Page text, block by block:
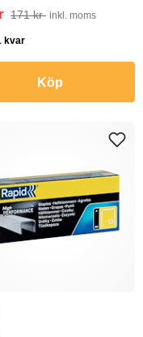
171 kr inkl. moms
kvar
Köp